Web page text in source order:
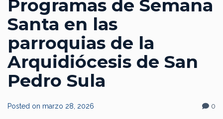
Programas de Semana
Santa en las
parroquias de la
Arquidiócesis de San
Pedro Sula
Posted on marzo 28, 2026 0